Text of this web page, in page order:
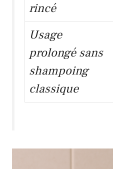
rincé
Usage
prolongé sans
shampoing
classique